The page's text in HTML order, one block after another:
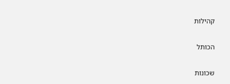
קהילות
הכותל
שכונות